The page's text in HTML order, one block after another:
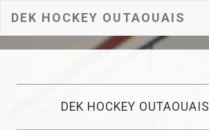
DEK HOCKEY OUTAOUAIS
DEK HOCKEY OUTAOUAIS